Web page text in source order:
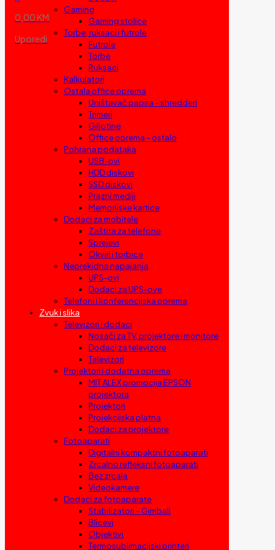
0,00 KM
Uporedi
Gaming
Gaming stolice
Torbe, ruksaci i futrole
Futrole
Torbe
Ruksaci
Kalkulatori
Ostala office oprema
Uništavač papira – shredderi
Trimeri
Giljotine
Office oprema – ostalo
Pohrana podataka
USB-ovi
HDD diskovi
SSD diskovi
Prazni mediji
Memorijske kartice
Dodaci za mobitele
Zaštita za telefone
Sprejevi
Okviri i torbice
Neprekidna napajanja
UPS-ovi
Dodaci za UPS-ove
Telefoni i konferencijska oprema
Zvuk i slika
Televizori i dodaci
Nosači za TV, projektore i monitore
Dodaci za televizore
Televizori
Projektori i dodatna oprema
MIT ALEX promocija EPSON
projektora
Projektori
Projekcijska platna
Dodaci za projektore
Fotoaparati
Digitalni kompaktni fotoaparati
Zrcalno refleksni fotoaparati
Bez zrcala
Videokamere
Dodaci za fotoaparate
Stabilizatori – Gimbali
Blicevi
Objektivi
Termosublimacijski printeri